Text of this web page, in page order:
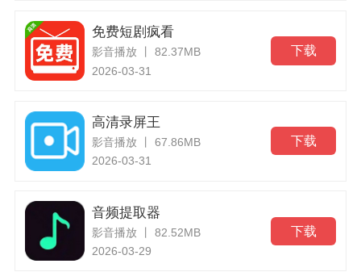
免费短剧疯看
影音播放 丨 82.37MB
2026-03-31
下载
高清录屏王
影音播放 丨 67.86MB
2026-03-31
下载
音频提取器
影音播放 丨 82.52MB
2026-03-29
下载